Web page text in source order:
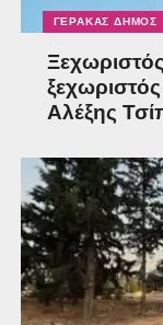
ΓΈΡΑΚΑΣ ΔΉΜΟΣ
Αλέξης